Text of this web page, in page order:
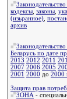
кодексы законы
(изьранное)
архив
Беларусь по дате
2013 2012 2011
2007 2006 2005
2001 2000 до 2000
Защита прав
ЗОНА -